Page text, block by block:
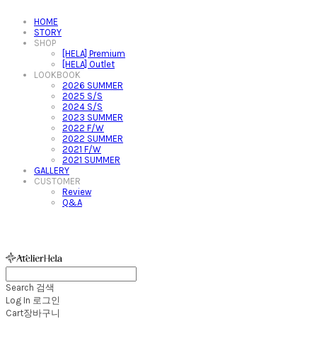
HOME
STORY
SHOP
[HELA] Premium
[HELA] Outlet
LOOKBOOK
2026 SUMMER
2025 S/S
2024 S/S
2023 SUMMER
2022 F/W
2022 SUMMER
2021 F/W
2021 SUMMER
GALLERY
CUSTOMER
Review
Q&A
Search 검색
Log In 로그인
Cart장바구니